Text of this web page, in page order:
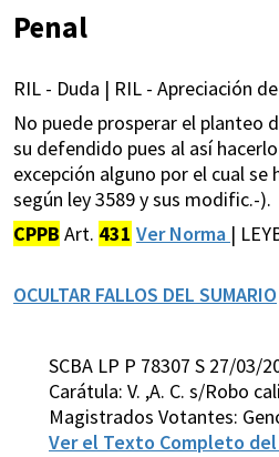
Penal
RIL - Duda | RIL - Apreciación
No puede prosperar el planteo
su defendido pues al así
excepción alguno por el cual
según ley 3589 y sus modific.-).
CPPB Art. 431 Ver Norma |
OCULTAR FALLOS DEL SUMARIO
SCBA LP P 78307 S 27/03/
Carátula: V. ,A. C. s/Robo
Magistrados Votantes:
Ver el Texto Completo del